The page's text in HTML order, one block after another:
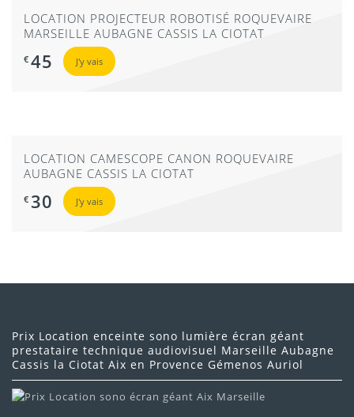
LOCATION PROJECTEUR ROBOTISÉ ROQUEVAIRE
MARSEILLE AUBAGNE CASSIS LA CIOTAT
€ 45 J'y vais
LOCATION CAMESCOPE CANON ROQUEVAIRE
AUBAGNE CASSIS LA CIOTAT
€ 30 J'y vais
Prix Location enceinte sono lumière écran géant
prestataire technique audiovisuel Marseille Aubagne
Cassis la Ciotat Aix en Provence Gémenos Auriol